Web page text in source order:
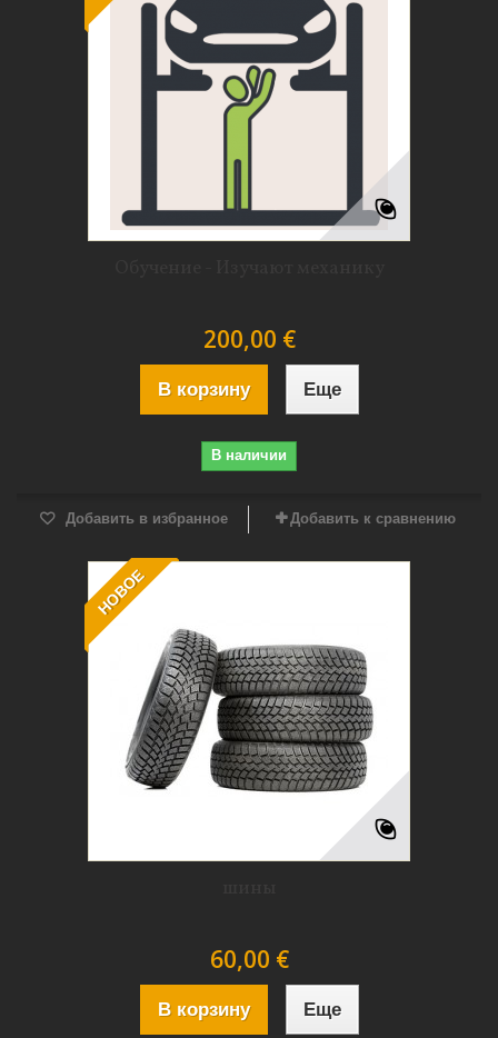
200,00 €
В корзину Еще
В наличии
Добавить в избранное Добавить к сравнению
НОВОЕ
60,00 €
В корзину Еще